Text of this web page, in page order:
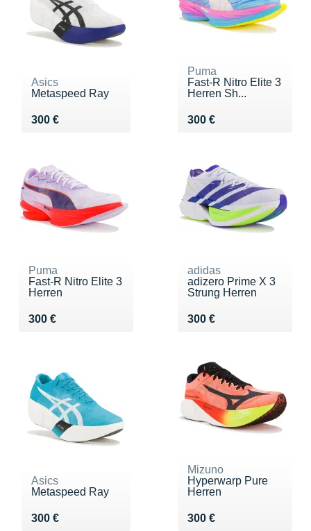
Asics
Metaspeed Ray
300 €
Vendu 300 €
Puma
Fast-R Nitro Elite 3
Herren Sh...
300 €
Vendu 300 €
Puma
Fast-R Nitro Elite 3
Herren
300 €
Vendu 300 €
adidas
adizero Prime X 3
Strung Herren
300 €
Vendu 300 €
Asics
Metaspeed Ray
300 €
Vendu 300 €
Mizuno
Hyperwarp Pure
Herren
300 €
Vendu 300 €